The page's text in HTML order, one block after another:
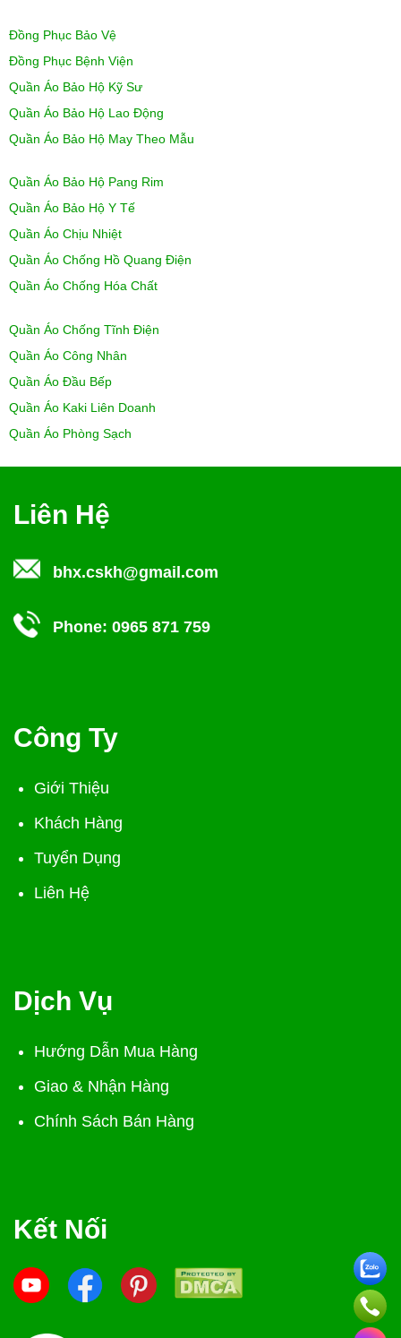
Đồng Phục Bảo Vệ
Đồng Phục Bệnh Viện
Quần Áo Bảo Hộ Kỹ Sư
Quần Áo Bảo Hộ Lao Động
Quần Áo Bảo Hộ May Theo Mẫu
Quần Áo Bảo Hộ Pang Rim
Quần Áo Bảo Hộ Y Tế
Quần Áo Chịu Nhiệt
Quần Áo Chống Hồ Quang Điện
Quần Áo Chống Hóa Chất
Quần Áo Chống Tĩnh Điện
Quần Áo Công Nhân
Quần Áo Đầu Bếp
Quần Áo Kaki Liên Doanh
Quần Áo Phòng Sạch
Liên Hệ
bhx.cskh@gmail.com
Phone: 0965 871 759
Công Ty
Giới Thiệu
Khách Hàng
Tuyển Dụng
Liên Hệ
Dịch Vụ
Hướng Dẫn Mua Hàng
Giao & Nhận Hàng
Chính Sách Bán Hàng
Kết Nối